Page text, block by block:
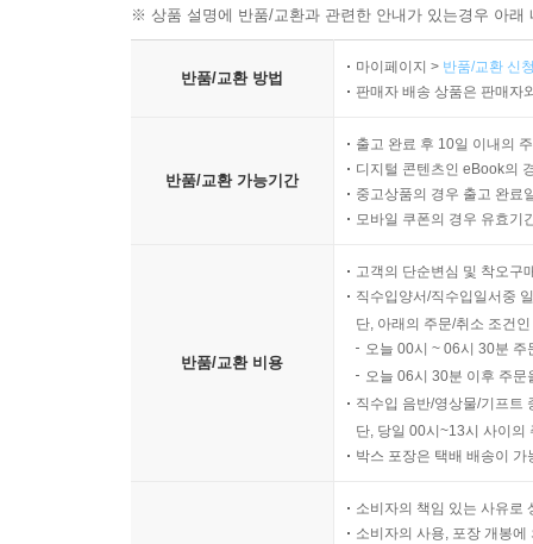
※ 상품 설명에 반품/교환과 관련한 안내가 있는경우 아
반품/교환 방법
마이페이지 > 반품/교환 신
판매자 배송 상품은 판매자
반품/교환 가능기간
출고 완료 후 10일 이내의
디지털 콘텐츠인 eBook의
중고상품의 경우 출고 완료
모바일 쿠폰의 경우 유효기
반품/교환 비용
고객의 단순변심 및 착오구
직수입양서/직수입일서중
단, 아래의 주문/취소 조건
오늘 00시 ~ 06시 30분
오늘 06시 30분 이후 주
직수입 음반/영상물/기프트
단, 당일 00시~13시 사이의
박스 포장은 택배 배송이
소비자의 책임 있는 사유로
소비자의 사용, 포장 개봉